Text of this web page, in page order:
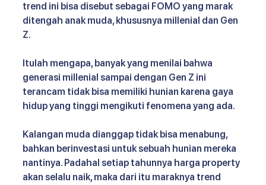
trend ini bisa disebut sebagai FOMO yang marak
ditengah anak muda, khususnya millenial dan Gen
Z.
Itulah mengapa, banyak yang menilai bahwa
generasi millenial sampai dengan Gen Z ini
terancam tidak bisa memiliki hunian karena gaya
hidup yang tinggi mengikuti fenomena yang ada.
Kalangan muda dianggap tidak bisa menabung,
bahkan berinvestasi untuk sebuah hunian mereka
nantinya. Padahal setiap tahunnya harga property
akan selalu naik, maka dari itu maraknya trend